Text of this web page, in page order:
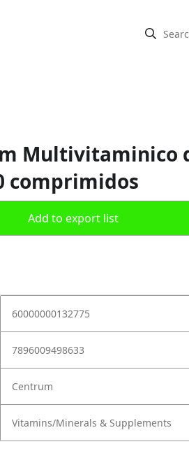
Multivitaminico
comprimidos
Add to export list
60000000132775
7896009498633
Centrum
Vitamins/Minerals & Supplements